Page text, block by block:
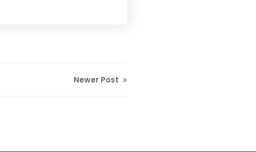
Newer Post